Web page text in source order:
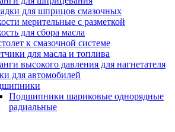
для шприцов смазочных
мерительные с разметкой
для сбора масла
к смазочной системе
для масла и топлива
высокого давления для нагнетателя
для автомобилей
Подшипники шариковые однорядные
радиальные